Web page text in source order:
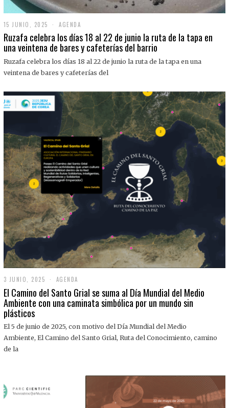
15 JUNIO, 2025
J
U
I
O
0
2
5
AGENDA
Ruzafa celebra los días 18 al 22 de junio la ruta de la tapa en
una veintena de bares y cafeterías del barrio
Ruzafa celebra los días 18 al 22 de junio la ruta de la tapa en una
veintena de bares y cafeterías del
3 JUNIO, 2025
J
U
N
,
0
AGENDA
El Camino del Santo Grial se suma al Día Mundial del Medio
Ambiente con una caminata simbólica por un mundo sin
plásticos
El 5 de junio de 2025, con motivo del Día Mundial del Medio
Ambiente, El Camino del Santo Grial, Ruta del Conocimiento, camino
de la